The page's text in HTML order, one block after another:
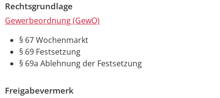
Rechtsgrundlage
Gewerbeordnung (GewO)
§ 67 Wochenmarkt
§ 69 Festsetzung
§ 69a Ablehnung der Festsetzung
Freigabevermerk